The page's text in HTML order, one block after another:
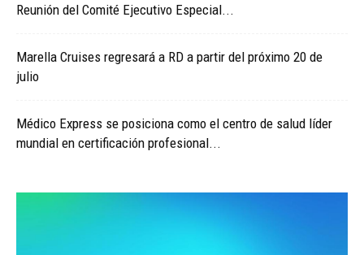
Reunión del Comité Ejecutivo Especial...
Marella Cruises regresará a RD a partir del próximo 20 de
julio
Médico Express se posiciona como el centro de salud líder
mundial en certificación profesional...